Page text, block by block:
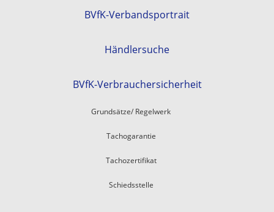
BVfK-Verbandsportrait
Händlersuche
BVfK-Verbrauchersicherheit
Grundsätze/ Regelwerk
Tachogarantie
Tachozertifikat
Schiedsstelle